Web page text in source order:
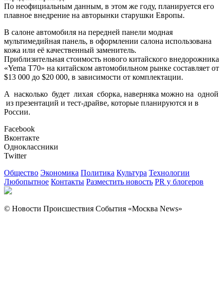
По неофициальным данным, в этом же году, планируется его
плавное внедрение на авторынки старушки Европы.
В салоне автомобиля на передней панели модная
мультимедийная панель, в оформлении салона использована
кожа или её качественный заменитель.
Приблизительная стоимость нового китайского внедорожника
«Yema T70» на китайском автомобильном рынке составляет от
$13 000 до $20 000, в зависимости от комплектации.
А насколько будет лихая сборка, наверняка можно на одной
из презентаций и тест-драйве, которые планируются и в
России.
Facebook
Вконтакте
Одноклассники
Twitter
Общество Экономика Политика Культура Технологии
Любопытное Контакты Разместить новость PR у блогеров
© Новости Происшествия События «Москва News»